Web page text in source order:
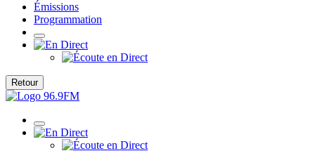
Émissions
Programmation
Retour